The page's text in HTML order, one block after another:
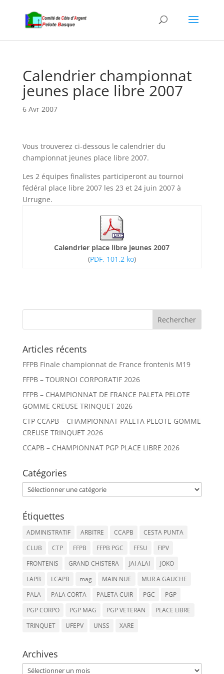
Calendrier championnat
jeunes place libre 2007
6 Avr 2007
Vous trouverez ci-dessous le calendrier du
championnat jeunes place libre 2007.
Les 2 équipes finalistes participeront au tournoi
fédéral place libre 2007 les 23 et 24 juin 2007 à
Urrugne.
Calendrier place libre jeunes 2007
(PDF, 101.2 ko)
Articles récents
FFPB Finale championnat de France frontenis M19
FFPB – TOURNOI CORPORATIF 2026
FFPB – CHAMPIONNAT DE FRANCE PALETA PELOTE
GOMME CREUSE TRINQUET 2026
CTP CCAPB – CHAMPIONNAT PALETA PELOTE GOMME
CREUSE TRINQUET 2026
CCAPB – CHAMPIONNAT PGP PLACE LIBRE 2026
Catégories
Catégories
Étiquettes
ADMINISTRATIF ARBITRE CCAPB
CESTA PUNTA
CLUB
CTP FFPB FFPB PGC FFSU
FIPV
FRONTENIS
GRAND CHISTERA JAI ALAI
JOKO
LAPB
LCAPB mag MAIN NUE
MUR A GAUCHE
PALA
PALA CORTA PALETA CUIR PGC
PGP
PGP CORPO
PGP MAG PGP VETERAN
PLACE LIBRE
TRINQUET
UFEPV UNSS XARE
Archives
Archives